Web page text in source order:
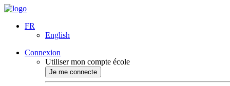
FR
English
Connexion
Utiliser mon compte école
Je me connecte